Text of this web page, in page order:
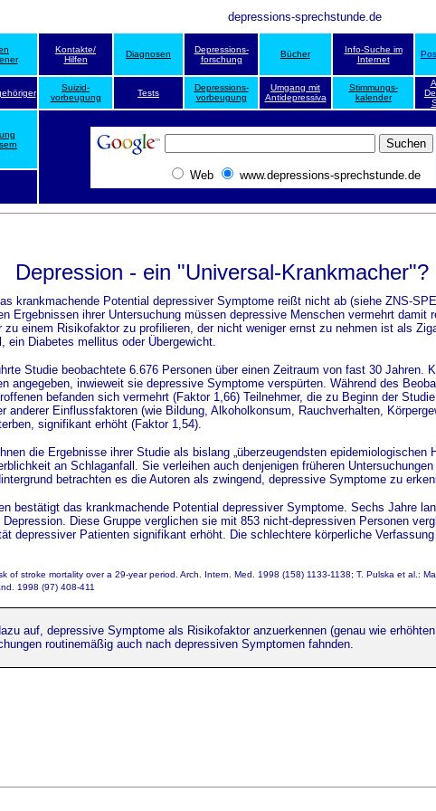
depressions-sprechstunde.de
Kontakte/
Hilfen
Diagnosen
Depressions-
forschung
Bücher
Info-Suche im
Internet
Suizid-
vorbeugung
Tests
Depressions-
vorbeugung
Umgang mit
Antidepressiva
Stimmungs-
kalender
Web www.depressions-sprechstunde.de
Depression - ein "Universal-Krankmacher"?
krankmachende Potential depressiver Symptome reißt nicht ab (siehe ZNS-
Ergebnissen ihrer Untersuchung müssen depressive Menschen vermehrt damit
einem Risikofaktor zu profilieren, der nicht weniger ernst zu nehmen ist als
ein Diabetes mellitus oder Übergewicht.
Studie beobachtete 6.676 Personen über einen Zeitraum von fast 30 Jahren.
angegeben, inwieweit sie depressive Symptome verspürten. Während des
befanden sich vermehrt (Faktor 1,66) Teilnehmer, die zu Beginn der
anderer Einflussfaktoren (wie Bildung, Alkoholkonsum, Rauchverhalten,
signifikant erhöht (Faktor 1,54).
die Ergebnisse ihrer Studie als bislang „überzeugendsten epidemiologischen
an Schlaganfall. Sie verleihen auch denjenigen früheren
betrachten es die Autoren als zwingend, depressive Symptome zu
bestätigt das krankmachende Potential depressiver Symptome. Sechs Jahre
Diese Gruppe verglichen sie mit 853 nicht-depressiven Personen
depressiver Patienten signifikant erhöht. Die schlechtere körperliche
of stroke mortality over a 29-year period. Arch. Intern. Med. 1998 (158) 1133-1138; T. Pulska et al.:
1998 (97) 408-411
auf, depressive Symptome als Risikofaktor anzuerkennen (genau wie
routinemäßig auch nach depressiven Symptomen fahnden.